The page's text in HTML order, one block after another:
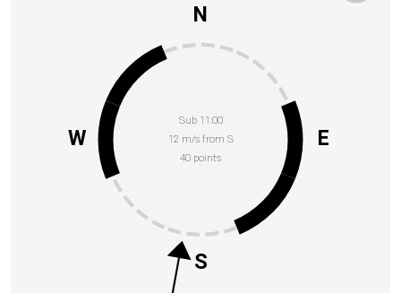
Sub 11:00
12 m/s from S
40 points
N
E
S
W